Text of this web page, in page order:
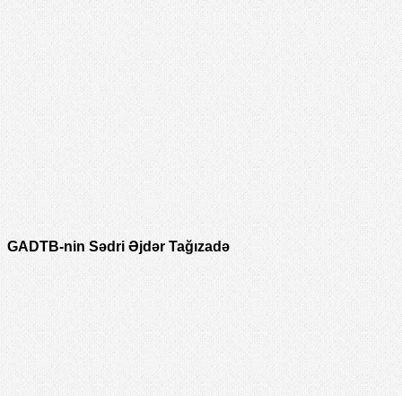
GADTB-nin Sədri Əjdər Tağızadə